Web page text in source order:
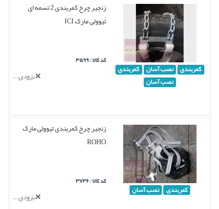
کمربندی نصب آسان کمربندی
نصب آسان
زنجیر چرخ کمربندی 2 تسمه ای
تیوولی مارک ICI
کد کالا : ۳۵۹۹
بزودی...
کمربندی نصب آسان
زنجیر چرخ کمربندی تیوولی مارک
ROHO
کد کالا : ۳۷۳۶
بزودی...